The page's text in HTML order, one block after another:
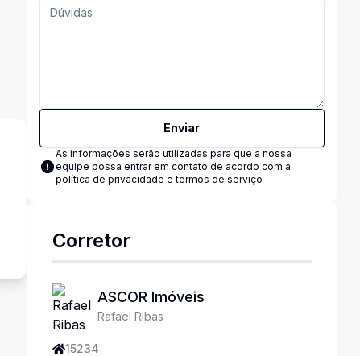
Enviar
As informações serão utilizadas para que a nossa
equipe possa entrar em contato de acordo com a
política de privacidade e termos de serviço
Corretor
ASCOR Imóveis
Rafael Ribas
15234